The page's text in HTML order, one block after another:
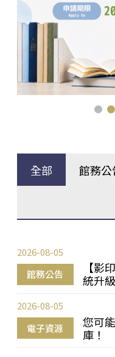
全部 館務公
館務公告
【影
統升
2026-08-05
電子資源
您可
庫！
2026-08-05